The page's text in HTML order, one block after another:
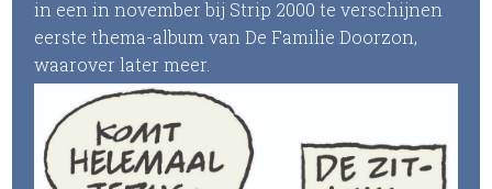
in een in november bij Strip 2000 te verschijnen
eerste thema-album van De Familie Doorzon,
waarover later meer.